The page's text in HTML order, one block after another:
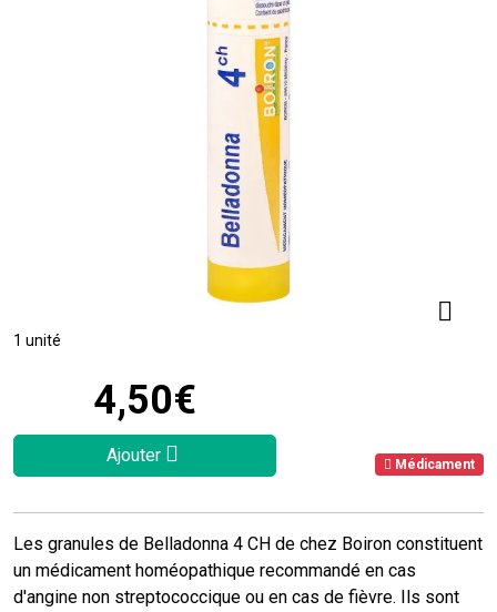
1 unité
4,50€
Ajouter Médicament
Les granules de Belladonna 4 CH de chez Boiron constituent
un médicament homéopathique recommandé en cas
d'angine non streptococcique ou en cas de fièvre. Ils sont